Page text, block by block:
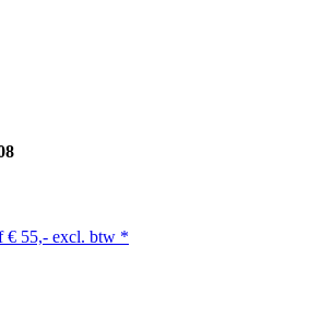
€ 55,- excl. btw *